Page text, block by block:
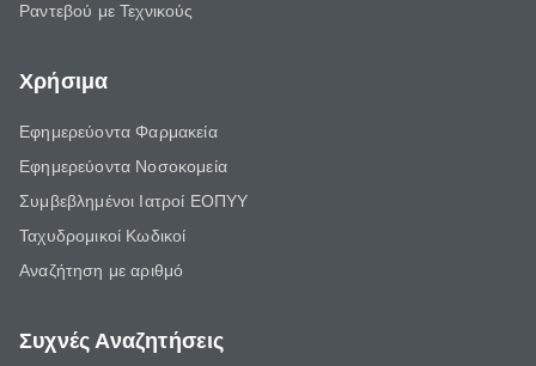
Ραντεβού με Τεχνικούς
Χρήσιμα
Εφημερεύοντα Φαρμακεία
Εφημερεύοντα Νοσοκομεία
Συμβεβλημένοι Ιατροί ΕΟΠΥΥ
Ταχυδρομικοί Κωδικοί
Αναζήτηση με αριθμό
Συχνές Αναζητήσεις